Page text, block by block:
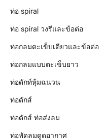
ท่อ spiral
ท่อ spiral วงรีและข้อต่อ
ท่อกลมตะเข็บเดียวและข้อต่อ
ท่อกลมแบบตะเข็บยาว
ท่อดักท์หุ้มฉนวน
ท่อดักส์
ท่อดักส์ ท่อส่งลม
ท่อพัดลมดูดอากาศ